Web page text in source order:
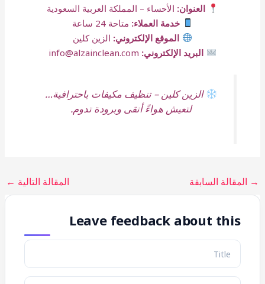
العنوان: الأحساء – المملكة العربية السعودية
خدمة العملاء: متاحة 24 ساعة
الموقع الإلكتروني: الزين كلين
البريد الإلكتروني: info@alzainclean.com
الزين كلين – تنظيف مكيفات باحترافية…
لتعيش هواءً أنقى وبرودة تدوم.
→ المقالة السابقة المقالة التالية ←
Leave feedback about this